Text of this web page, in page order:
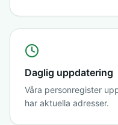
Daglig uppdatering
Våra personregister
har aktuella adresser.